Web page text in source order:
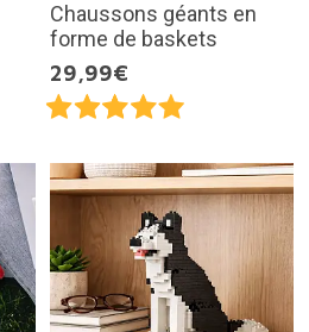
Chaussons géants en
forme de baskets
29,99€